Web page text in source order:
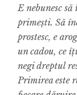
E nebunesc
primești. Să
prostesc, e
un cadou, ce
negi dreptul
Primirea este